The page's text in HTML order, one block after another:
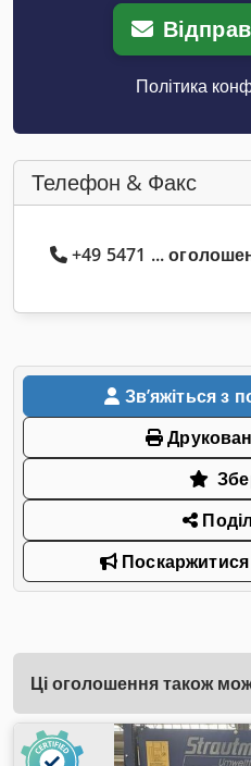
Політика
Телефон & Факс
+49 5471 ...
Звʼяжіться з
Ці оголошення також